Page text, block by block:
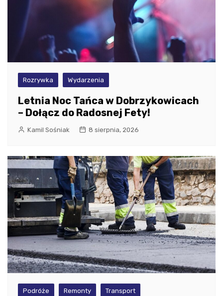
Rozrywka Wydarzenia
Letnia Noc Tańca w Dobrzykowicach
– Dołącz do Radosnej Fety!
Kamil Sośniak 8 sierpnia, 2026
Podróże Remonty Transport